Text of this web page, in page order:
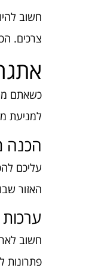
חשוב
צרכים.
כשאתם
למניעת
הכנה
עליכם
האזור
ערכות
חשוב
פתרונות